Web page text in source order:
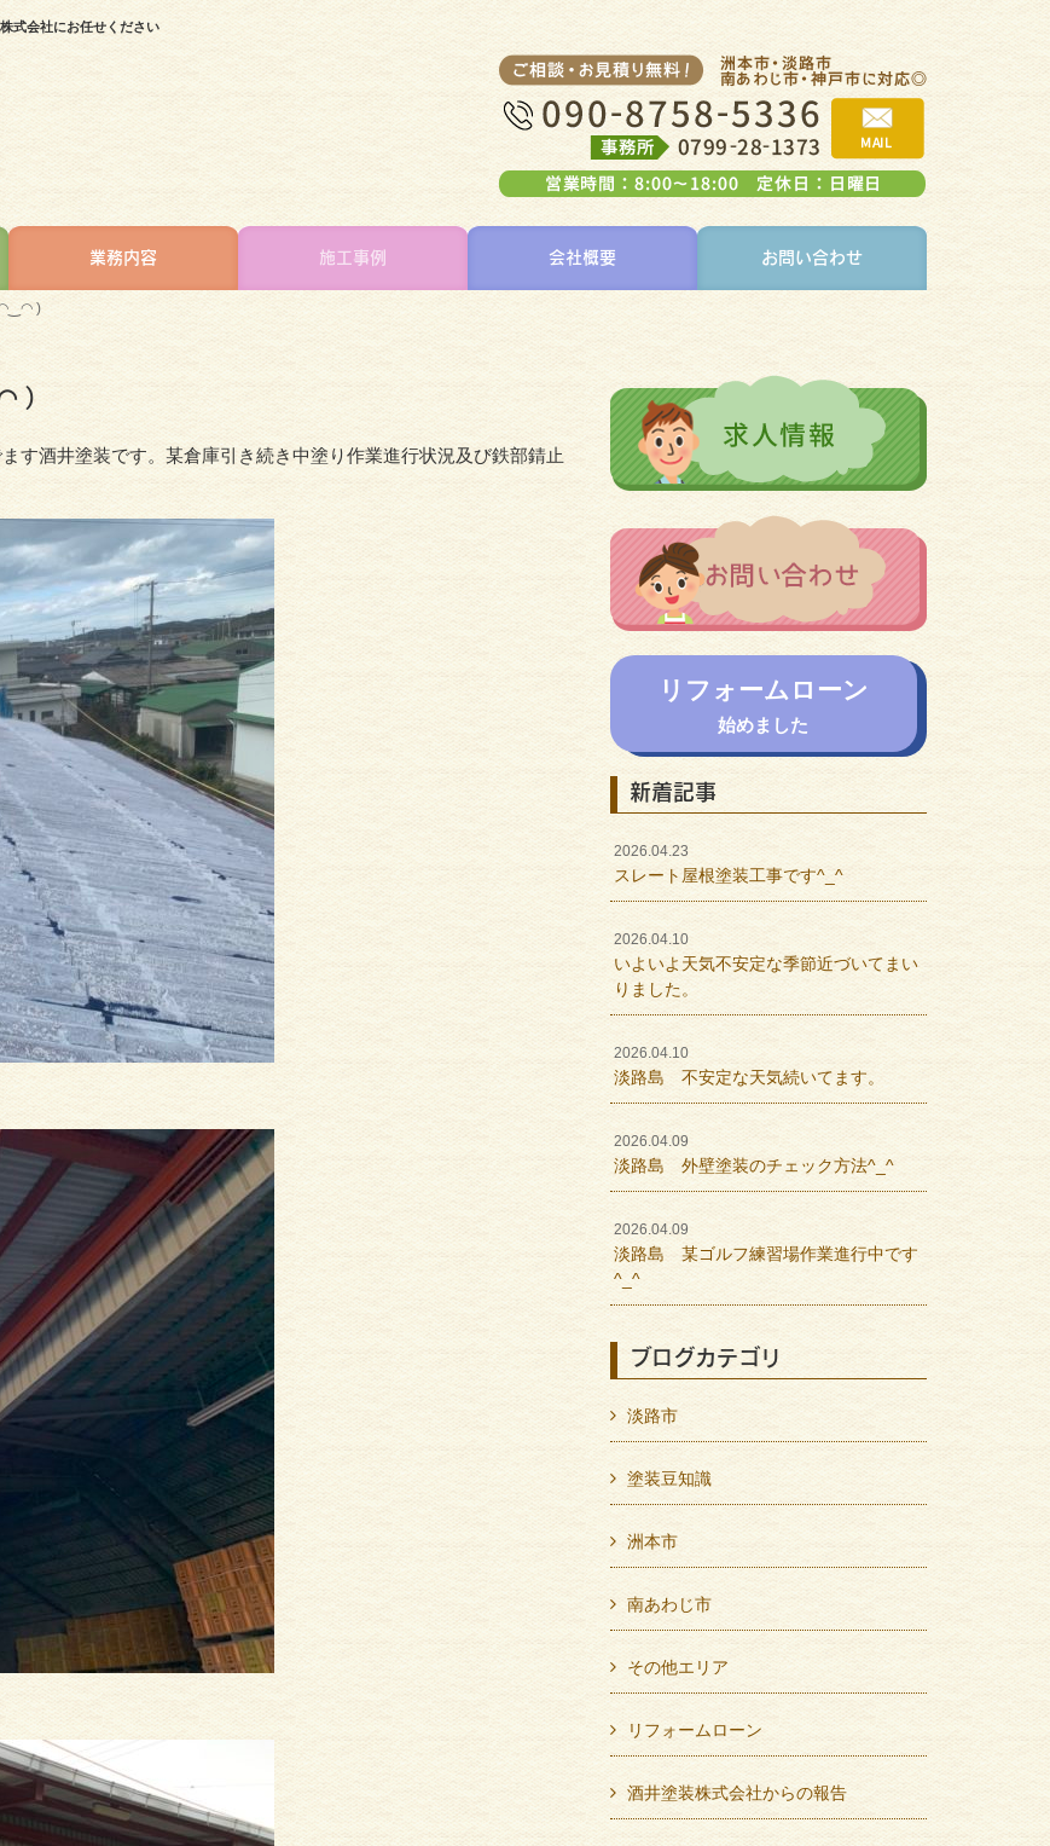
式会社にお任せください
業務内容 施工事例 会社概要 お問い合わせ
◠‿◠ )
)
す酒井塗装です。某倉庫引き続き中塗り作業進行状況及び鉄部錆止
リフォームローン
始めました
新着記事
2026.04.23
スレート屋根塗装工事です^_^
2026.04.10
いよいよ天気不安定な季節近づいてまい
りました。
2026.04.10
淡路島 不安定な天気続いてます。
2026.04.09
淡路島 外壁塗装のチェック方法^_^
2026.04.09
淡路島 某ゴルフ練習場作業進行中です
^_^
ブログカテゴリ
淡路市
塗装豆知識
洲本市
南あわじ市
その他エリア
リフォームローン
酒井塗装株式会社からの報告